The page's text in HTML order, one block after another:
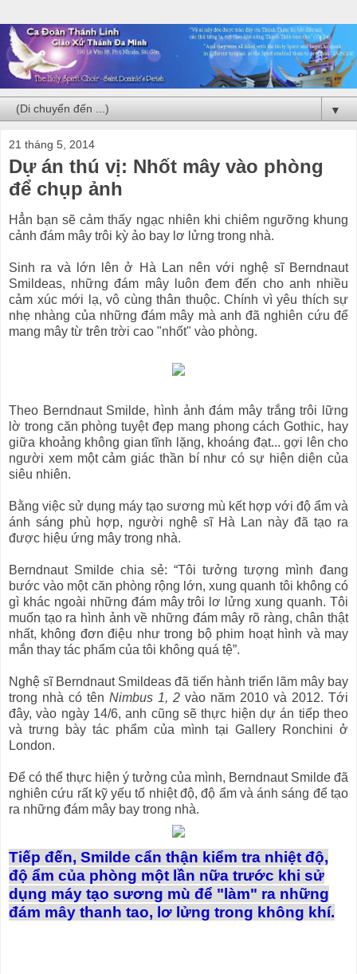
▼
21 tháng 5, 2014
Dự án thú vị: Nhốt mây vào phòng
để chụp ảnh
Hẳn bạn sẽ cảm thấy ngạc nhiên khi chiêm ngưỡng khung
cảnh đám mây trôi kỳ ảo bay lơ lửng trong nhà.
Sinh ra và lớn lên ở Hà Lan nên với nghệ sĩ Berndnaut
Smildeas, những đám mây luôn đem đến cho anh nhiều
cảm xúc mới lạ, vô cùng thân thuộc. Chính vì yêu thích sự
nhẹ nhàng của những đám mây mà anh đã nghiên cứu để
mang mây từ trên trời cao "nhốt" vào phòng.
Theo Berndnaut Smilde, hình ảnh đám mây trắng trôi lững
lờ trong căn phòng tuyệt đẹp mang phong cách Gothic, hay
giữa khoảng không gian tĩnh lặng, khoáng đạt... gợi lên cho
người xem một cảm giác thần bí như có sự hiện diện của
siêu nhiên.
Bằng việc sử dụng máy tạo sương mù kết hợp với độ ẩm và
ánh sáng phù hợp, người nghệ sĩ Hà Lan này đã tạo ra
được hiệu ứng mây trong nhà.
Berndnaut Smilde chia sẻ: “Tôi tưởng tượng mình đang
bước vào một căn phòng rộng lớn, xung quanh tôi không có
gì khác ngoài những đám mây trôi lơ lửng xung quanh. Tôi
muốn tạo ra hình ảnh về những đám mây rõ ràng, chân thật
nhất, không đơn điệu như trong bộ phim hoạt hình và may
mắn thay tác phẩm của tôi không quá tệ”.
Nghệ sĩ Berndnaut Smildeas đã tiến hành triển lãm mây bay
trong nhà có tên Nimbus 1, 2 vào năm 2010 và 2012. Tới
đây, vào ngày 14/6, anh cũng sẽ thực hiện dự án tiếp theo
và trưng bày tác phẩm của mình tại Gallery Ronchini ở
London.
Để có thể thực hiện ý tưởng của mình, Berndnaut Smilde đã
nghiên cứu rất kỹ yếu tố nhiệt độ, độ ẩm và ánh sáng để tạo
ra những đám mây bay trong nhà.
Tiếp đến, Smilde cẩn thận kiểm tra nhiệt độ,
độ ẩm của phòng một lần nữa trước khi sử
dụng máy tạo sương mù để "làm" ra những
đám mây thanh tao, lơ lửng trong không khí.